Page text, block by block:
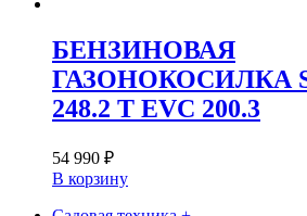
БЕНЗИНОВАЯ
ГАЗОНОКОСИЛКА
248.2 T EVC 200.3
54 990 ₽
В корзину